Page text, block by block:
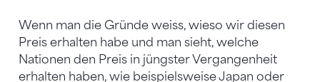
Wenn man die Gründe weiss, wieso wir diesen
Preis erhalten habe und man sieht, welche
Nationen den Preis in jüngster Vergangenheit
erhalten haben, wie beispielsweise Japan oder